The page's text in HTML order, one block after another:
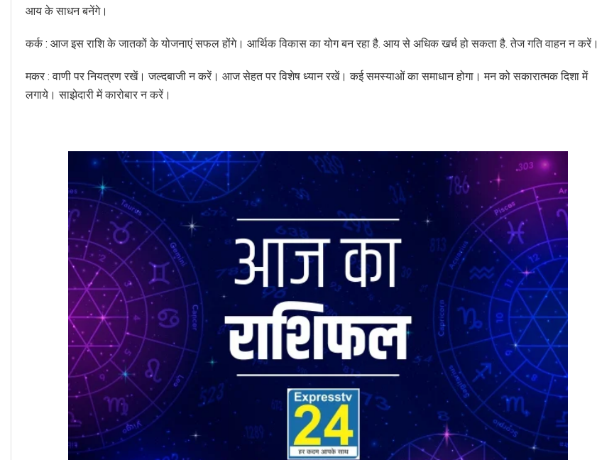
आय के साधन बनेंगे।
कर्क : आज इस राशि के जातकों के योजनाएं सफल होंगे। आर्थिक विकास का योग बन रहा है. आय से अधिक खर्च हो सकता है. तेज गति वाहन न करें।
मकर : वाणी पर नियत्रण रखें। जल्दबाजी न करें। आज सेहत पर विशेष ध्यान रखें। कई समस्याओं का समाधान होगा। मन को सकारात्मक दिशा में
लगाये। साझेदारी में कारोबार न करें।